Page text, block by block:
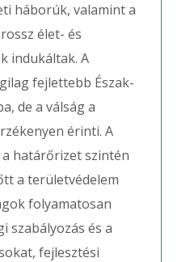
háborúk, valamint a
élet- és
indukáltak. A
fejlettebb Észak-
de a válság a
érinti. A
határőrizet szintén
a területvédelem
folyamatosan
szabályozás és a
fejlesztési